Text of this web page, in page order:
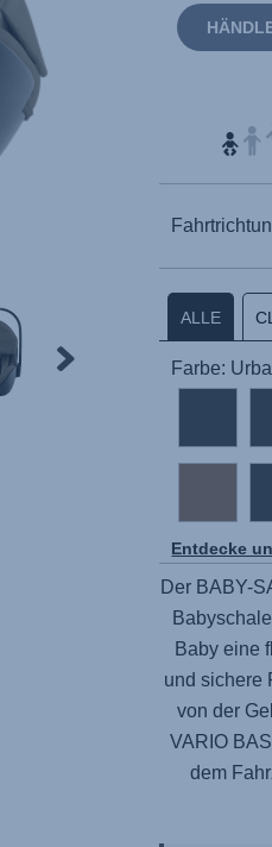
ALLE
Farbe:
Entdecke
Der BABY-
Baby eine
und sichere
von der
VARIO
dem